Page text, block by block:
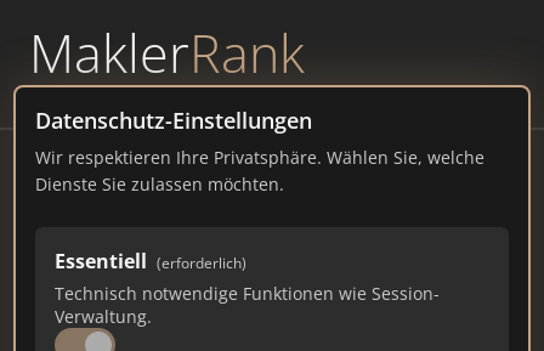
MaklerRank
powered byWAVEPOINT
Datenschutz-Einstellungen
Wir respektieren Ihre Privatsphäre. Wählen Sie, welche
Dienste Sie zulassen möchten.
Essentiell (erforderlich)
Technisch notwendige Funktionen wie Session-
Verwaltung.
Wg Liste
2.006
Gesamtpunkte
190 13